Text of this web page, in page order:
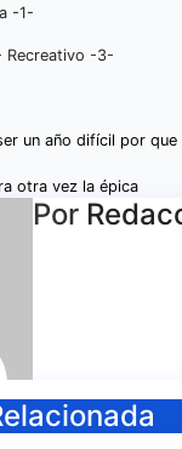
-1-
Recreativo -3-
un año difícil por
otra vez la épica
Por